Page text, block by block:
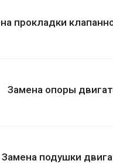
прокладки
Замена опоры
Замена подушки